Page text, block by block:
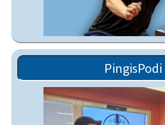
PingisPodi